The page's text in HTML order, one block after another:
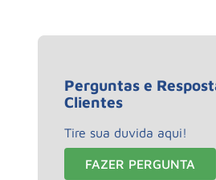
Perguntas e
Clientes
Tire sua duvida aqui!
FAZER PERGUNTA